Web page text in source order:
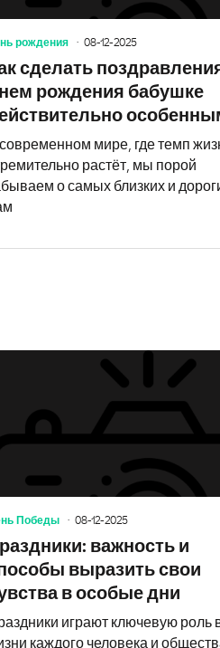
рождения 08-12-2025
сделать
рождения бабушке
мире, где темп
растёт, мы порой
о самых близких и
поздравления с днем
Победы 08-12-2025
важность и
выразить свои
в особые дни
играют ключевую роль
каждого человека и